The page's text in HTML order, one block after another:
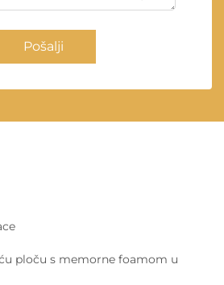
Pošalji
ploču s memorne foamom u